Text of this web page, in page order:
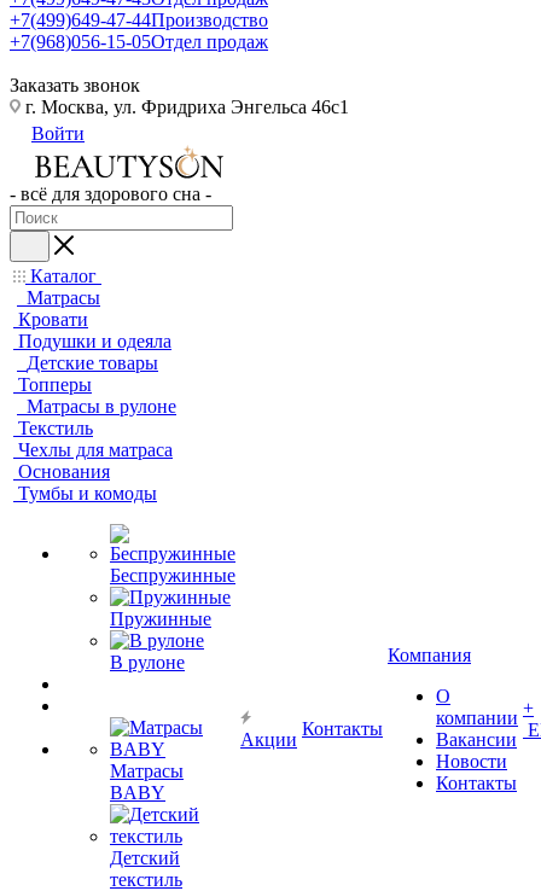
+7(499)649-47-44Производство
+7(968)056-15-05Отдел продаж
Заказать звонок
г. Москва, ул. Фридриха Энгельса 46с1
Войти
- всё для здорового сна -
Каталог
Матрасы
Кровати
Подушки и одеяла
Детские товары
Топперы
Матрасы в рулоне
Текстиль
Чехлы для матраса
Основания
Тумбы и комоды
Беспружинные
Пружинные
В рулоне
Матрасы
BABY
Детский
текстиль
Акции
Контакты
Компания
О
компании
Вакансии
Новости
Контакты
+